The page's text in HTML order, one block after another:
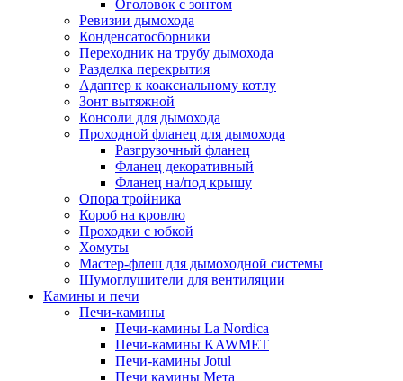
Оголовок с зонтом
Ревизии дымохода
Конденсатосборники
Переходник на трубу дымохода
Разделка перекрытия
Адаптер к коаксиальному котлу
Зонт вытяжной
Консоли для дымохода
Проходной фланец для дымохода
Разгрузочный фланец
Фланец декоративный
Фланец на/под крышу
Опора тройника
Короб на кровлю
Проходки с юбкой
Хомуты
Мастер-флеш для дымоходной системы
Шумоглушители для вентиляции
Камины и печи
Печи-камины
Печи-камины La Nordica
Печи-камины KAWMET
Печи-камины Jotul
Печи камины Мета